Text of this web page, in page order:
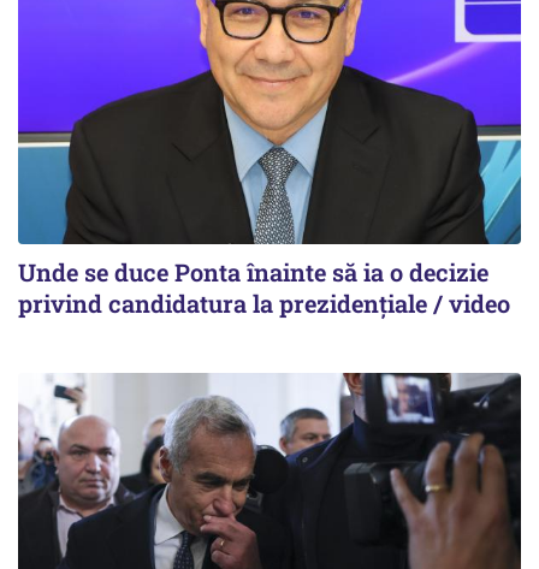
Unde se duce Ponta înainte să ia o decizie
privind candidatura la prezidențiale / video